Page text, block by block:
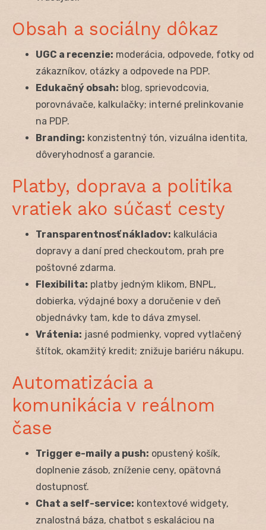
Obsah a sociálny dôkaz
UGC a recenzie: moderácia, odpovede, fotky od
zákazníkov, otázky a odpovede na PDP.
Edukačný obsah: blog, sprievodcovia,
porovnávače, kalkulačky; interné prelinkovanie
na PDP.
Branding: konzistentný tón, vizuálna identita,
dôveryhodnosť a garancie.
Platby, doprava a politika
vratiek ako súčasť cesty
Transparentnosť nákladov: kalkulácia
dopravy a daní pred checkoutom, prah pre
poštovné zdarma.
Flexibilita: platby jedným klikom, BNPL,
dobierka, výdajné boxy a doručenie v deň
objednávky tam, kde to dáva zmysel.
Vrátenia: jasné podmienky, vopred vytlačený
štítok, okamžitý kredit; znižuje bariéru nákupu.
Automatizácia a
komunikácia v reálnom
čase
Trigger e-maily a push: opustený košík,
doplnenie zásob, zníženie ceny, opätovná
dostupnosť.
Chat a self-service: kontextové widgety,
znalostná báza, chatbot s eskaláciou na